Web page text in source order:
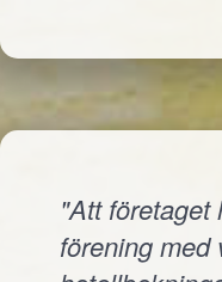
"Att företaget
förening med